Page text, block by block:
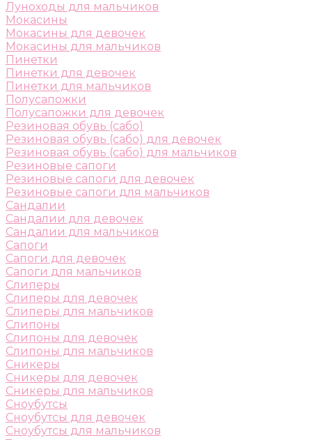
Луноходы для мальчиков
Мокасины
Мокасины для девочек
Мокасины для мальчиков
Пинетки
Пинетки для девочек
Пинетки для мальчиков
Полусапожки
Полусапожки для девочек
Резиновая обувь (сабо)
Резиновая обувь (сабо) для девочек
Резиновая обувь (сабо) для мальчиков
Резиновые сапоги
Резиновые сапоги для девочек
Резиновые сапоги для мальчиков
Сандалии
Сандалии для девочек
Сандалии для мальчиков
Сапоги
Сапоги для девочек
Сапоги для мальчиков
Слиперы
Слиперы для девочек
Слиперы для мальчиков
Слипоны
Слипоны для девочек
Слипоны для мальчиков
Сникеры
Сникеры для девочек
Сникеры для мальчиков
Сноубутсы
Сноубутсы для девочек
Сноубутсы для мальчиков